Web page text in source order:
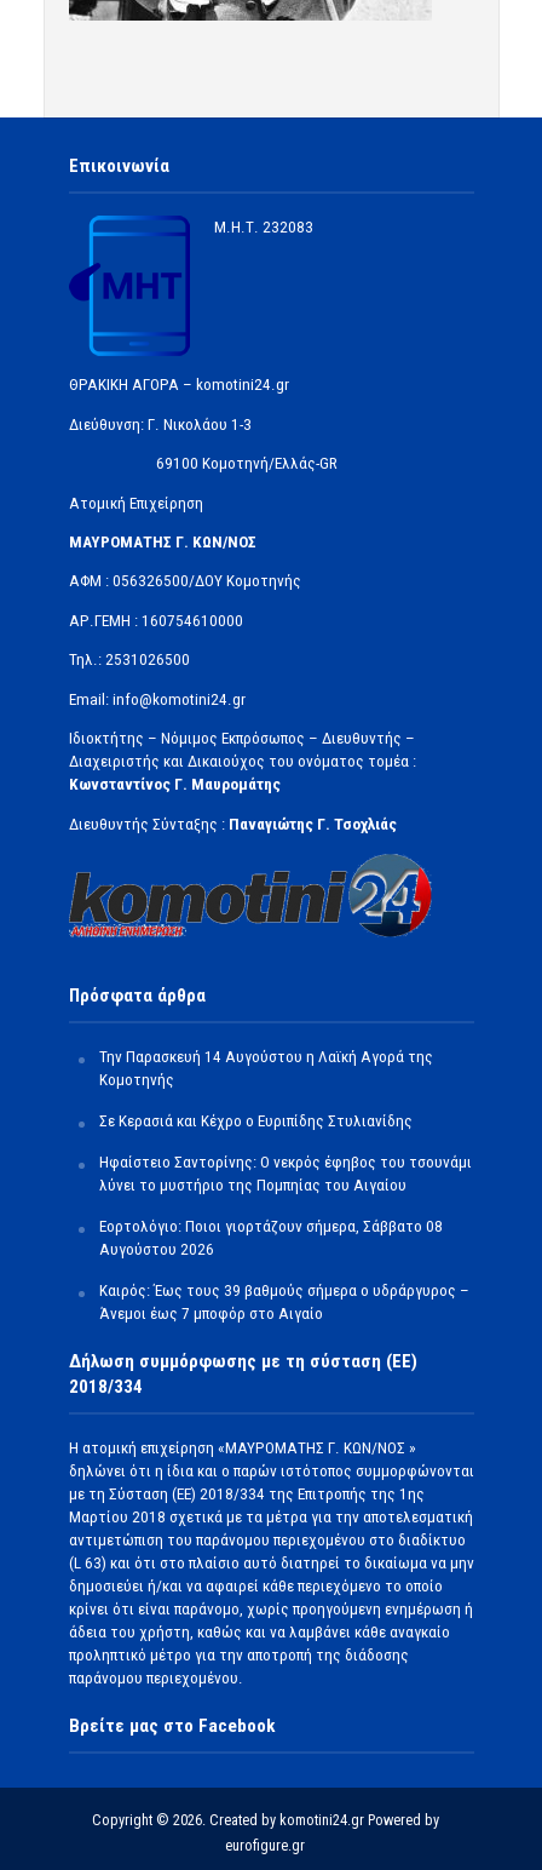
Επικοινωνία
Μ.Η.Τ. 232083
ΘΡΑΚΙΚΗ ΑΓΟΡΑ – komotini24.gr
Διεύθυνση: Γ. Νικολάου 1-3
69100 Κομοτηνή/Ελλάς-GR
Ατομική Επιχείρηση
ΜΑΥΡΟΜΑΤΗΣ Γ. ΚΩΝ/ΝΟΣ
ΑΦΜ : 056326500/ΔOΥ Κομοτηνής
ΑΡ.ΓΕΜΗ : 160754610000
Τηλ.: 2531026500
Email: info@komotini24.gr
Ιδιοκτήτης – Νόμιμος Εκπρόσωπος – Διευθυντής –
Διαχειριστής και Δικαιούχος του ονόματος τομέα :
Κωνσταντίνος Γ. Μαυρομάτης
Διευθυντής Σύνταξης : Παναγιώτης Γ. Τσοχλιάς
Πρόσφατα άρθρα
Την Παρασκευή 14 Αυγούστου η Λαϊκή Αγορά της
Κομοτηνής
Σε Κερασιά και Κέχρο ο Ευριπίδης Στυλιανίδης
Ηφαίστειο Σαντορίνης: Ο νεκρός έφηβος του τσουνάμι
λύνει το μυστήριο της Πομπηίας του Αιγαίου
Εορτολόγιο: Ποιοι γιορτάζουν σήμερα, Σάββατο 08
Αυγούστου 2026
Καιρός: Έως τους 39 βαθμούς σήμερα ο υδράργυρος –
Άνεμοι έως 7 μποφόρ στο Αιγαίο
Δήλωση συμμόρφωσης με τη σύσταση (ΕΕ)
2018/334
Η ατομική επιχείρηση «ΜΑΥΡΟΜΑΤΗΣ Γ. ΚΩΝ/ΝΟΣ »
δηλώνει ότι η ίδια και ο παρών ιστότοπος συμμορφώνονται
με τη Σύσταση (ΕΕ) 2018/334 της Επιτροπής της 1ης
Μαρτίου 2018 σχετικά με τα μέτρα για την αποτελεσματική
αντιμετώπιση του παράνομου περιεχομένου στο διαδίκτυο
(L 63) και ότι στο πλαίσιο αυτό διατηρεί το δικαίωμα να μην
δημοσιεύει ή/και να αφαιρεί κάθε περιεχόμενο το οποίο
κρίνει ότι είναι παράνομο, χωρίς προηγούμενη ενημέρωση ή
άδεια του χρήστη, καθώς και να λαμβάνει κάθε αναγκαίο
προληπτικό μέτρο για την αποτροπή της διάδοσης
παράνομου περιεχομένου.
Βρείτε μας στο Facebook
Copyright © 2026. Created by komotini24.gr Powered by
eurofigure.gr